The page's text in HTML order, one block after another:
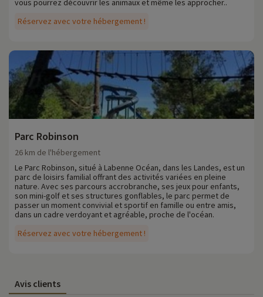
Réservez avec votre hébergement !
vous pourrez découvrir les animaux et même les approcher..
Parc Robinson
Réservez avec votre hébergement !
26 km de l'hébergement
Le Parc Robinson, situé à Labenne Océan, dans les Landes, est un
parc de loisirs familial offrant des activités variées en pleine
nature. Avec ses parcours accrobranche, ses jeux pour enfants,
son mini-golf et ses structures gonflables, le parc permet de
passer un moment convivial et sportif en famille ou entre amis,
dans un cadre verdoyant et agréable, proche de l'océan.
Avis clients